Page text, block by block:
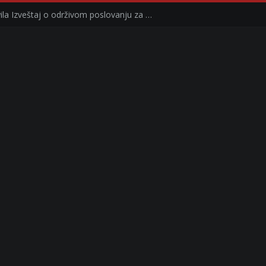
Kompanija Delez Srbija objavila Izveštaj o održivom poslovanju za 2025. godinu Briga o zajednici kroz program „Hrana za sve“ i edukaciju učenika